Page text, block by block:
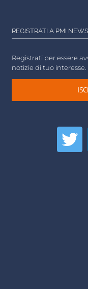
REGISTRATI A PMI NEWS
Registrati per essere
notizie di tuo interesse.